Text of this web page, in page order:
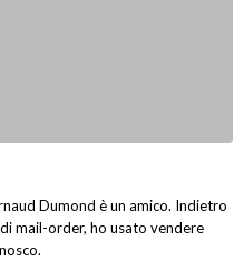
Dumond è un amico. Indietro
mail-order, ho usato vendere